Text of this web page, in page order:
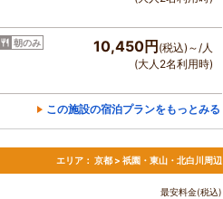
朝のみ 10,450円 (税込)～/人
(大人2名利用時)
この施設の宿泊プランをもっとみる
エリア： 京都 > 祇園・東山・北白川周辺
最安料金(税込)